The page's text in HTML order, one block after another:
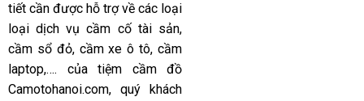
tiết cần được hỗ trợ về các loại
loại dịch vụ cầm cố tài sản,
cầm sổ đỏ, cầm xe ô tô, cầm
laptop,…. của tiệm cầm đồ
Camotohanoi.com, quý khách